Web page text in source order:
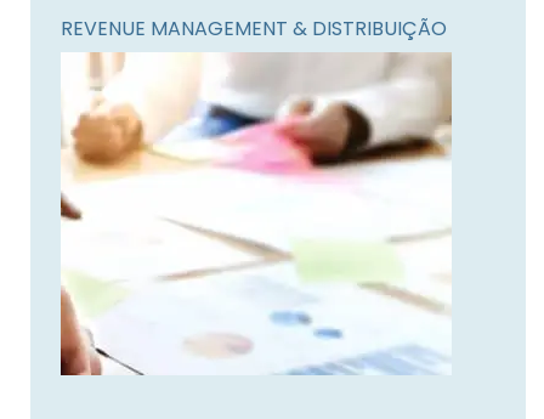
REVENUE MANAGEMENT & DISTRIBUIÇÃO